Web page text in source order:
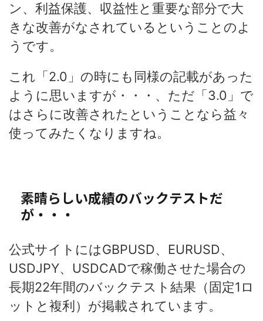
ン、利益保護、収益性と重要な部分で大
きな改善がなされているということのよ
うです。
これ「2.0」の時にも同様の記載があった
ように思いますが・・・、ただ「3.0」で
はさらに改善されたということなら益々
使ってみたくなりますね。
素晴らしい成績のバックテストだ
が・・・
公式サイトにはGBPUSD、EURUSD、
USDJPY、USDCADで稼働させた場合の
長期22年間のバックテスト結果（固定1ロ
ットと複利）が掲載されています。